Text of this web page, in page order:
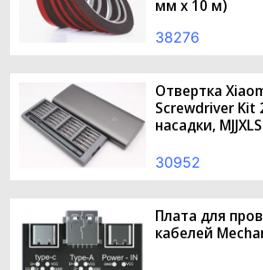
мм х 10 м)
38276
Отвертка
Screwdriver Kit
насадки,
30952
Плата для
кабелей